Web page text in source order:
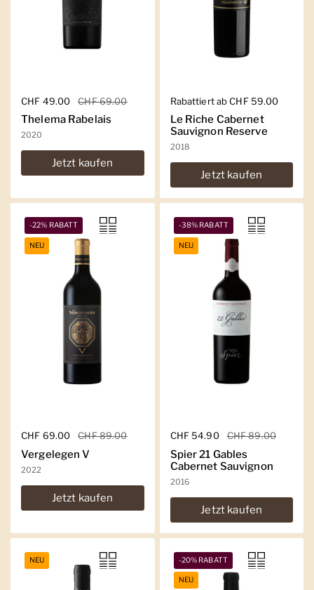
Regulärer Preis
CHF 49.00 Sale-Preis
CHF 69.00
Thelema Rabelais
2020
Jetzt kaufen
Regulärer Preis
Rabattiert ab CHF 59.00
Le Riche Cabernet
Sauvignon Reserve
2018
Jetzt kaufen
Regulärer Preis
CHF 69.00 Sale-Preis
CHF 89.00
Vergelegen V
2022
Jetzt kaufen
-22% RABATT
NEU
Regulärer Preis
CHF 54.90 Sale-Preis
CHF 89.00
Spier 21 Gables
Cabernet Sauvignon
2016
Jetzt kaufen
-38% RABATT
NEU
NEU -20% RABATT
NEU